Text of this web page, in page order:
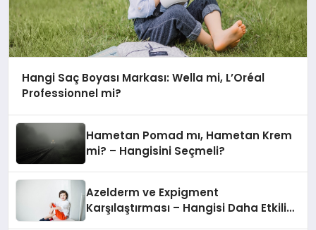
Hangi Saç Boyası Markası: Wella mi, L’Oréal
Professionnel mi?
Hametan Pomad mı, Hametan Krem
mi? – Hangisini Seçmeli?
Azelderm ve Expigment
Karşılaştırması – Hangisi Daha Etkili